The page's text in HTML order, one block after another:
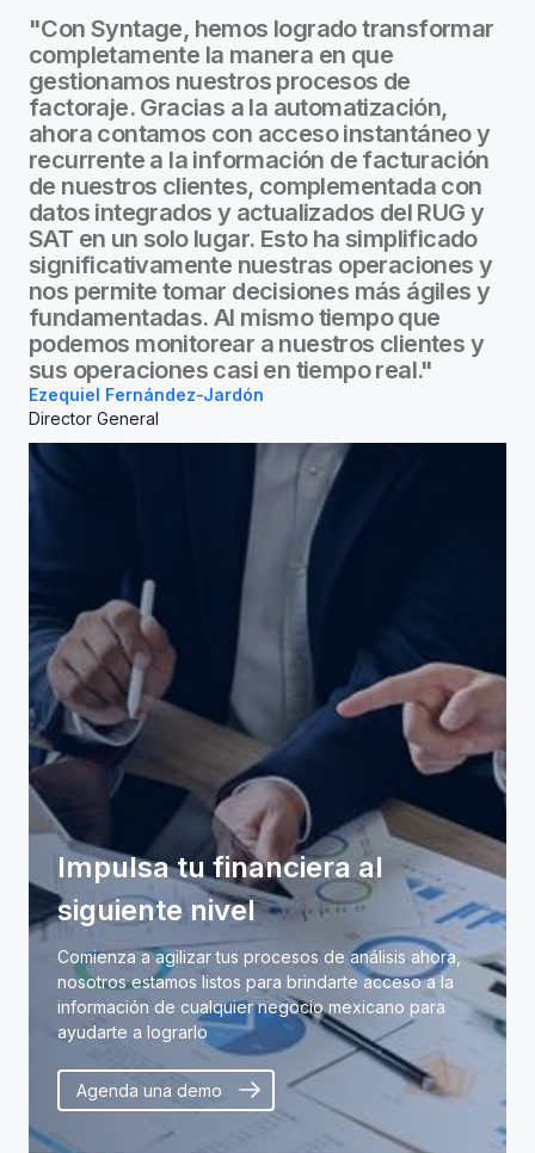
"Con Syntage, hemos logrado transformar
completamente la manera en que
gestionamos nuestros procesos de
factoraje. Gracias a la automatización,
ahora contamos con acceso instantáneo y
recurrente a la información de facturación
de nuestros clientes, complementada con
datos integrados y actualizados del RUG y
SAT en un solo lugar. Esto ha simplificado
significativamente nuestras operaciones y
nos permite tomar decisiones más ágiles y
fundamentadas. Al mismo tiempo que
podemos monitorear a nuestros clientes y
sus operaciones casi en tiempo real."
Ezequiel Fernández-Jardón
Director General​
Impulsa tu financiera al
siguiente nivel
Comienza a agilizar tus procesos de análisis ahora,
nosotros estamos listos para brindarte acceso a la
información de cualquier negocio mexicano para
ayudarte a lograrlo
Agenda una demo